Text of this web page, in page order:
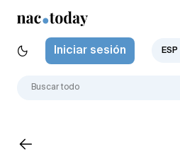
Iniciar sesión ESP